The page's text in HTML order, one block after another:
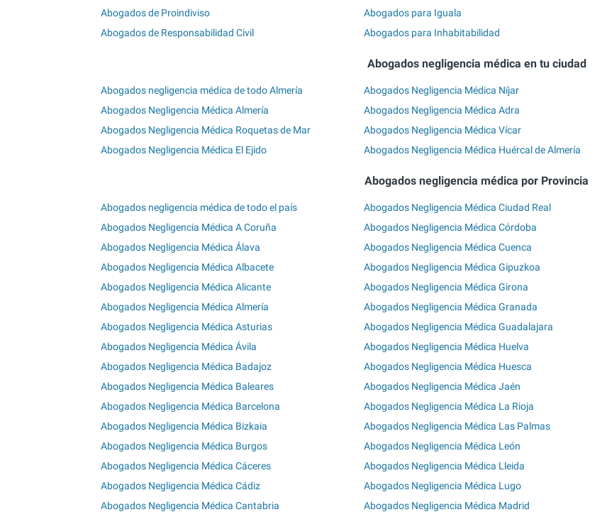
Abogados de Proindiviso
Abogados de Responsabilidad Civil
Abogados para Iguala
Abogados para Inhabitabilidad
Abogados negligencia médica en tu ciudad
Abogados negligencia médica de todo Almería
Abogados Negligencia Médica Almería
Abogados Negligencia Médica Roquetas de Mar
Abogados Negligencia Médica El Ejido
Abogados Negligencia Médica Níjar
Abogados Negligencia Médica Adra
Abogados Negligencia Médica Vícar
Abogados Negligencia Médica Huércal de Almería
Abogados negligencia médica por Provincia
Abogados negligencia médica de todo el país
Abogados Negligencia Médica A Coruña
Abogados Negligencia Médica Álava
Abogados Negligencia Médica Albacete
Abogados Negligencia Médica Alicante
Abogados Negligencia Médica Almería
Abogados Negligencia Médica Asturias
Abogados Negligencia Médica Ávila
Abogados Negligencia Médica Badajoz
Abogados Negligencia Médica Baleares
Abogados Negligencia Médica Barcelona
Abogados Negligencia Médica Bizkaia
Abogados Negligencia Médica Burgos
Abogados Negligencia Médica Cáceres
Abogados Negligencia Médica Cádiz
Abogados Negligencia Médica Cantabria
Abogados Negligencia Médica Ciudad Real
Abogados Negligencia Médica Córdoba
Abogados Negligencia Médica Cuenca
Abogados Negligencia Médica Gipuzkoa
Abogados Negligencia Médica Girona
Abogados Negligencia Médica Granada
Abogados Negligencia Médica Guadalajara
Abogados Negligencia Médica Huelva
Abogados Negligencia Médica Huesca
Abogados Negligencia Médica Jaén
Abogados Negligencia Médica La Rioja
Abogados Negligencia Médica Las Palmas
Abogados Negligencia Médica León
Abogados Negligencia Médica Lleida
Abogados Negligencia Médica Lugo
Abogados Negligencia Médica Madrid